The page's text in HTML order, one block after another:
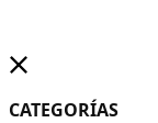
CATEGORÍAS